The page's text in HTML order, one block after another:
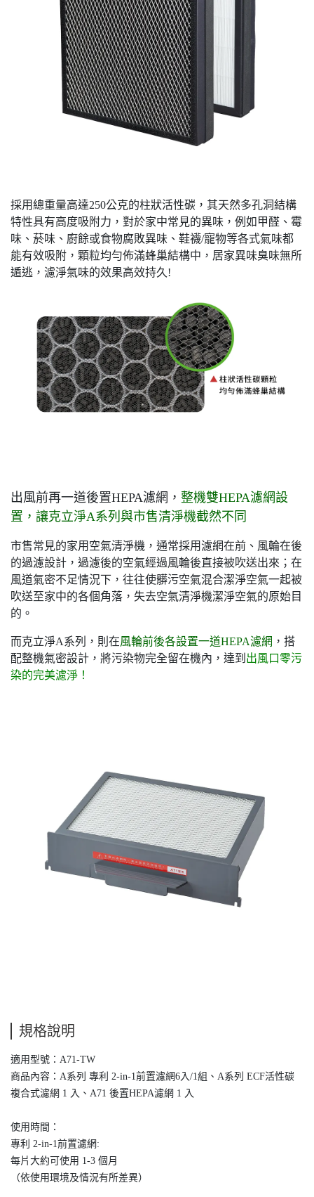
採用總重量高達250公克的柱狀活性碳，其天然多孔洞結構
特性具有高度吸附力，對於家中常見的異味，例如甲醛、霉
味、菸味、廚餘或食物腐敗異味、鞋襪/寵物等各式氣味都
能有效吸附，顆粒均勻佈滿蜂巢結構中，居家異味臭味無所
遁逃，濾淨氣味的效果高效持久!
出風前再一道後置HEPA濾網， 整機雙HEPA濾網設
置， 讓克立淨A系列與市售清淨機截然不同
市售常見的家用空氣清淨機，通常採用濾網在前、風輪在後
的過濾設計，過濾後的空氣經過風輪後直接被吹送出來；在
風道氣密不足情況下，往往使髒污空氣混合潔淨空氣一起被
吹送至家中的各個角落，失去空氣清淨機潔淨空氣的原始目
的。
而克立淨A系列，則在風輪前後各設置一道HEPA濾網 ，搭
配整機氣密設計，將污染物完全留在機內，達到 出風口零污
染的完美濾淨！
規格說明
適用型號：A71-TW
商品內容：A系列 專利 2-in-1前置濾網6入/1組、A系列 ECF活性碳
複合式濾網 1 入、A71 後置HEPA濾網 1 入
使用時間：
專利 2-in-1前置濾網:
每片大約可使用 1-3 個月
（依使用環境及情況有所差異）